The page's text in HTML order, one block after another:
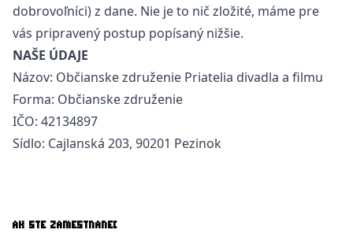
dobrovoľníci) z dane. Nie je to nič zložité, máme pre
vás pripravený postup popísaný nižšie.
NAŠE ÚDAJE
Názov: Občianske združenie Priatelia divadla a filmu
Forma: Občianske združenie
IČO: 42134897
Sídlo: Cajlanská 203, 90201 Pezinok
AK STE ZAMESTNANEC